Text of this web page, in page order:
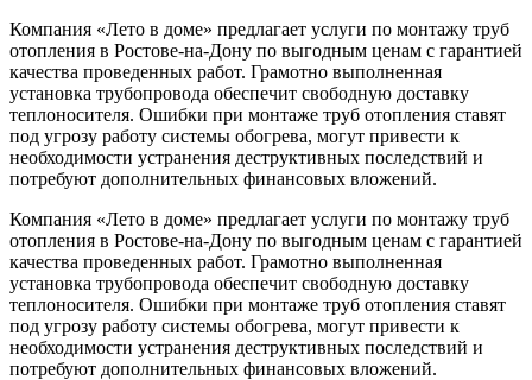
Компания «Лето в доме» предлагает услуги по монтажу труб
отопления в Ростове-на-Дону по выгодным ценам с гарантией
качества проведенных работ. Грамотно выполненная
установка трубопровода обеспечит свободную доставку
теплоносителя. Ошибки при монтаже труб отопления ставят
под угрозу работу системы обогрева, могут привести к
необходимости устранения деструктивных последствий и
потребуют дополнительных финансовых вложений.
Компания «Лето в доме» предлагает услуги по монтажу труб
отопления в Ростове-на-Дону по выгодным ценам с гарантией
качества проведенных работ. Грамотно выполненная
установка трубопровода обеспечит свободную доставку
теплоносителя. Ошибки при монтаже труб отопления ставят
под угрозу работу системы обогрева, могут привести к
необходимости устранения деструктивных последствий и
потребуют дополнительных финансовых вложений.